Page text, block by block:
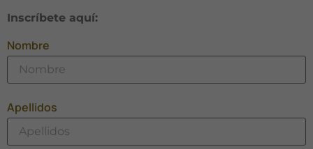
Inscríbete aquí:
Nombre
Apellidos